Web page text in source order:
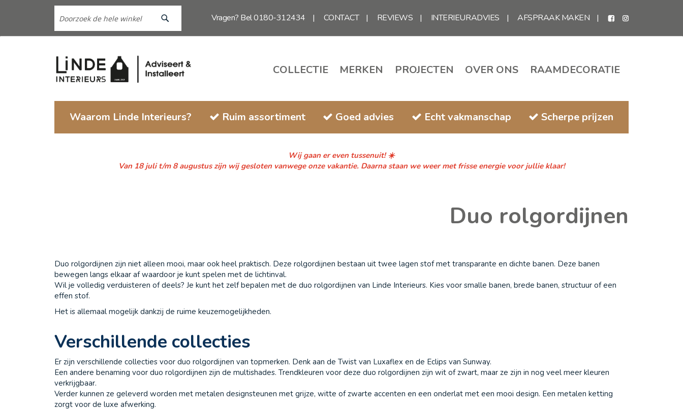
naar
inhoud
Search
Search
Vragen? Bel 0180-312434 CONTACT REVIEWS INTERIEURADVIES AFSPRAAK MAKEN
COLLECTIE MERKEN PROJECTEN OVER ONS RAAMDECORATIE
Waarom Linde Interieurs? Ruim assortiment Goed advies Echt vakmanschap Scherpe prijzen
Wij gaan er even tussenuit! ☀️
Van 18 juli t/m 8 augustus zijn wij gesloten vanwege onze vakantie. Daarna staan we weer met frisse energie voor jullie klaar!
Duo rolgordijnen
Duo rolgordijnen zijn niet alleen mooi, maar ook heel praktisch. Deze rolgordijnen bestaan uit twee lagen stof met transparante en dichte banen. Deze banen
bewegen langs elkaar af waardoor je kunt spelen met de lichtinval.
Wil je volledig verduisteren of deels? Je kunt het zelf bepalen met de duo rolgordijnen van Linde Interieurs. Kies voor smalle banen, brede banen, structuur of een
effen stof.
Het is allemaal mogelijk dankzij de ruime keuzemogelijkheden.
Verschillende collecties
Er zijn verschillende collecties voor duo rolgordijnen van topmerken. Denk aan de Twist van Luxaflex en de Eclips van Sunway.
Een andere benaming voor duo rolgordijnen zijn de multishades. Trendkleuren voor deze duo rolgordijnen zijn wit of zwart, maar ze zijn in nog veel meer kleuren
verkrijgbaar.
Verder kunnen ze geleverd worden met metalen designsteunen met grijze, witte of zwarte accenten en een onderlat met een mooi design. Een metalen ketting
zorgt voor de luxe afwerking.